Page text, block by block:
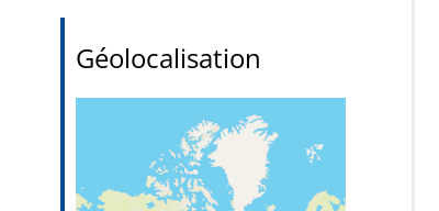
Géolocalisation